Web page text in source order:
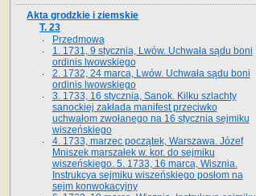
Akta grodzkie i ziemskie
T. 23
Przedmowa
1. 1731, 9 stycznia, Lwów. Uchwała sądu boni
ordinis lwowskiego
2. 1732, 24 marca, Lwów. Uchwała sądu boni
ordinis lwowskiego
3. 1733, 16 stycznia, Sanok. Kilku szlachty
sanockiej zakłada manifest przeciwko
uchwałom zwołanego na 16 stycz­nia sejmiku
wiszeńskiego
4. 1733, marzec początek, Warszawa. Józef
Mniszek marszałek w. kor. do sejmiku
wiszeńskiego. 5. 1733, 16 marca, Wisznia.
Instrukcya sejmiku wiszeńskiego posłom na
sejm konwokacyjny